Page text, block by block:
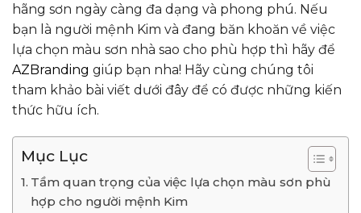
hãng sơn ngày càng đa dạng và phong phú. Nếu
bạn là người mệnh Kim và đang băn khoăn về việc
lựa chọn màu sơn nhà sao cho phù hợp thì hãy để
AZBranding giúp bạn nha! Hãy cùng chúng tôi
tham khảo bài viết dưới đây để có được những kiến
thức hữu ích.
Mục Lục
Tầm quan trọng của việc lựa chọn màu sơn phù
hợp cho người mệnh Kim